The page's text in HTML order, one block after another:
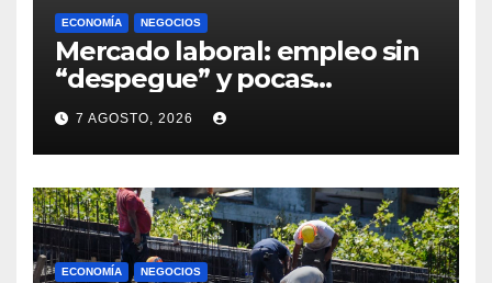
ECONOMÍA NEGOCIOS
Mercado laboral: empleo sin
“despegue” y pocas
expectativas empresariales
sobre aumento de personal
7 AGOSTO, 2026
ECONOMÍA NEGOCIOS